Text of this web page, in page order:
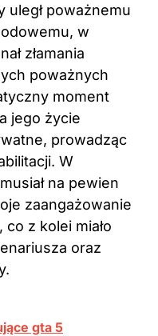
uległ poważnemu
w
złamania
poważnych
moment
jego życie
prowadząc
W
na pewien
zaangażowanie
z kolei miało
oraz
gta 5